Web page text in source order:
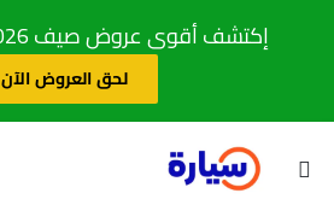
إكتشف أقوى عروض صيف 2026 كاش وتمويل
لحق العروض الآن
بحث عن